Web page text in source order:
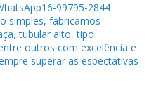
99795-2844
simples, fabricamos
tubular alto, tipo
outros com excelência e
superar as espectativas